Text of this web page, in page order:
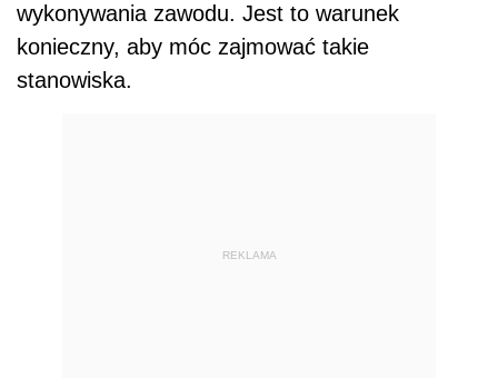
wykonywania zawodu. Jest to warunek
konieczny, aby móc zajmować takie
stanowiska.
REKLAMA